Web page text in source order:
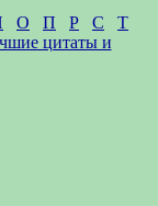
О П Р С
Т
цитаты и